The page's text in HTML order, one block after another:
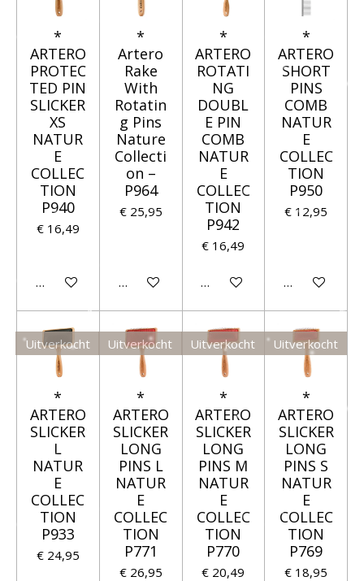
*
ARTERO
PROTEC
TED PIN
SLICKER
XS
NATUR
E
COLLEC
TION
P940
€ 16,49
Houd mij op de hoogte
*
Artero
Rake
With
Rotatin
g Pins
Nature
Collecti
on –
P964
€ 25,95
Houd mij op de hoogte
*
ARTERO
ROTATI
NG
DOUBL
E PIN
COMB
NATUR
E
COLLEC
TION
P942
€ 16,49
Houd mij op de hoogte
*
ARTERO
SHORT
PINS
COMB
NATUR
E
COLLEC
TION
P950
€ 12,95
Houd mij op
Uitverkocht
*
ARTERO
SLICKER
L
NATUR
E
COLLEC
TION
P933
€ 24,95
Uitverkocht
*
ARTERO
SLICKER
LONG
PINS L
NATUR
E
COLLEC
TION
P771
€ 26,95
Uitverkocht
*
ARTERO
SLICKER
LONG
PINS M
NATUR
E
COLLEC
TION
P770
€ 20,49
Uitverkocht
*
ARTERO
SLICKER
LONG
PINS S
NATUR
E
COLLEC
TION
P769
€ 18,95